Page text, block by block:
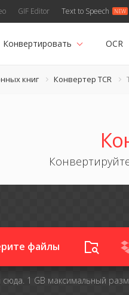
GIF Editor Text to Speech
Конвертировать OCR
книг Конвертер TCR
файлы
1 GB максимальный